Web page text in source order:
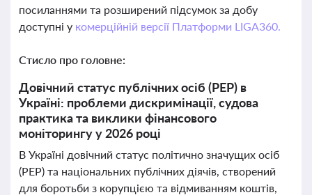
посиланнями та розширений підсумок за добу
доступні у комерційній версії Платформи LIGA360.
Стисло про головне:
Довічний статус публічних осіб (PEP) в
Україні: проблеми дискримінації, судова
практика та виклики фінансового
моніторингу у 2026 році
В Україні довічний статус політично значущих осіб
(PEP) та національних публічних діячів, створений
для боротьби з корупцією та відмиванням коштів,